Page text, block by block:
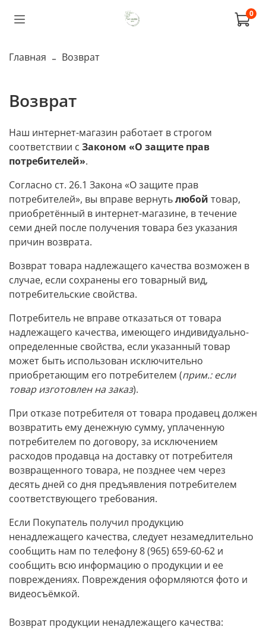
0
Главная Возврат
Возврат
Наш интернет-магазин работает в строгом
соответствии с Законом «О защите прав
потребителей».
Согласно ст. 26.1 Закона «О защите прав
потребителей», вы вправе вернутьлюбой товар,
приобретённый в интернет-магазине, в течение
семи дней после получения товара без указания
причин возврата.
Возврат товара надлежащего качества возможен в
случае, если сохранены его товарный вид,
потребительские свойства.
Потребитель не вправе отказаться от товара
надлежащего качества, имеющего индивидуально-
определенные свойства, если указанный товар
может быть использован исключительно
приобретающим его потребителем (прим.: если
товар изготовлен на заказ).
При отказе потребителя от товара продавец должен
возвратить ему денежную сумму, уплаченную
потребителем по договору, за исключением
расходов продавца на доставку от потребителя
возвращенного товара, не позднее чем через
десять дней со дня предъявления потребителем
соответствующего требования.
Если Покупатель получил продукцию
ненадлежащего качества, следует незамедлительно
сообщить нам по телефону 8 (965) 659-60-62 и
сообщить всю информацию о продукции и ее
повреждениях. Повреждения оформляются фото и
видеосъёмкой.
Возврат продукции ненадлежащего качества: